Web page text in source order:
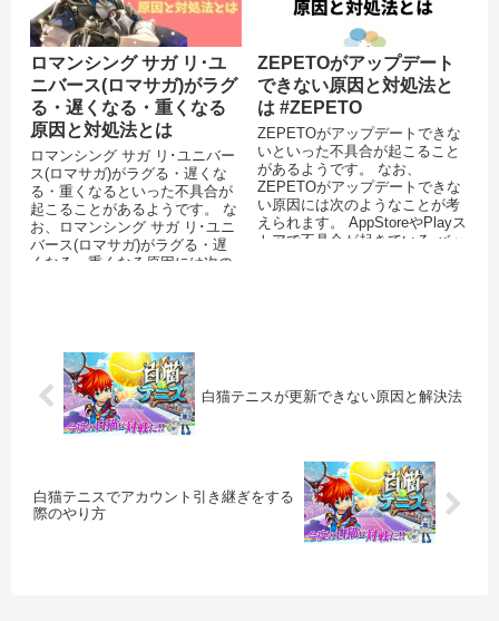
ロマンシング サガ リ･ユ
ニバース(ロマサガ)がラグ
る・遅くなる・重くなる
原因と対処法とは
ロマンシング サガ リ･ユニバー
ス(ロマサガ)がラグる・遅くな
る・重くなるといった不具合が
起こることがあるようです。 な
お、ロマンシング サガ リ･ユニ
バース(ロマサガ)がラグる・遅
くなる・重くなる原因には次の
ZEPETOがアップデート
できない原因と対処法と
は #ZEPETO
ZEPETOがアップデートできな
いといった不具合が起こること
があるようです。 なお、
ZEPETOがアップデートできな
い原因には次のようなことが考
えられます。 AppStoreやPlayス
トアで不具合が起きている バッ
白猫テニスが更新できない原因と解決法
白猫テニスでアカウント引き継ぎをする
際のやり方